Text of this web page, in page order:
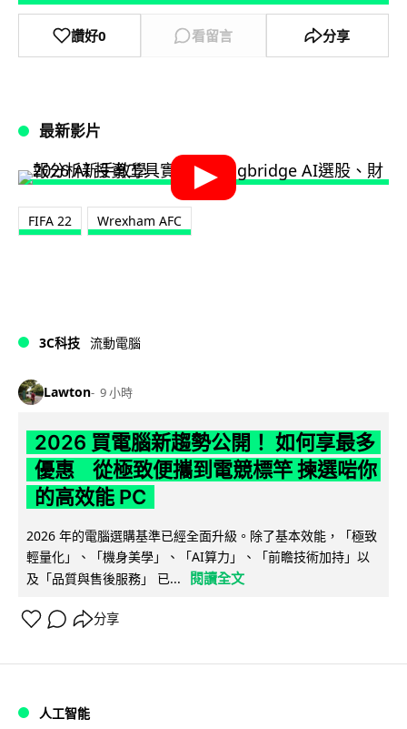
讚好0 看留言 分享
最新影片
FIFA 22 Wrexham AFC
3C科技 流動電腦
Lawton 9 小時
2026 買電腦新趨勢公開！ 如何享最多
優惠 從極致便攜到電競標竿 揀選啱你
的高效能 PC
2026 年的電腦選購基準已經全面升級。除了基本效能，「極致
輕量化」、「機身美學」、「AI算力」、「前瞻技術加持」以
及「品質與售後服務」 已...
閱讀全文
分享
人工智能